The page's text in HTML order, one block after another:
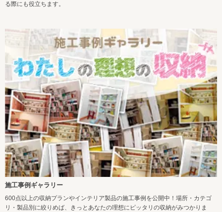
る際にも役立ちます。
施工事例ギャラリー
600点以上の収納プランやインテリア製品の施工事例を公開中！場所・カテゴ
リ・製品別に絞りめば、きっとあなたの理想にピッタリの収納がみつかりま